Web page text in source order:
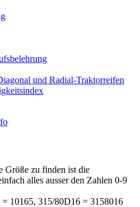
und Radial-Traktorreifen
Größe zu finden ist die
alles ausser den Zahlen 0-9
10165, 315/80D16 = 3158016